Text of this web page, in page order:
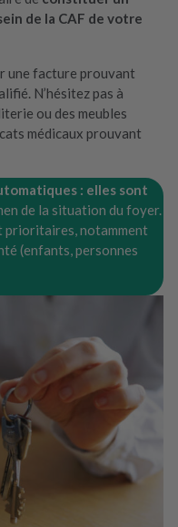
de la CAF de votre
une facture prouvant
N’hésitez pas à
ou des meubles
médicaux prouvant
: elles sont
de la situation du foyer.
prioritaires, notamment
(enfants, personnes